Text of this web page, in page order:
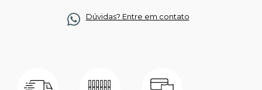
Dúvidas? Entre em contato